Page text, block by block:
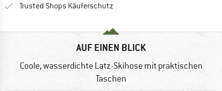
Trusted Shops Käuferschutz
AUF EINEN BLICK
Coole, wasserdichte Latz-Skihose mit praktischen
Taschen